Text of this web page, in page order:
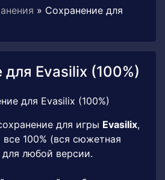
» Сохранение для
Evasilix (100%)
для игры Evasilix,
все 100% (вся сюжетная
любой версии.